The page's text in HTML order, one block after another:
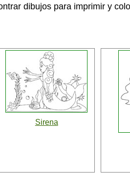
dibujos para imprimir y
Sirena